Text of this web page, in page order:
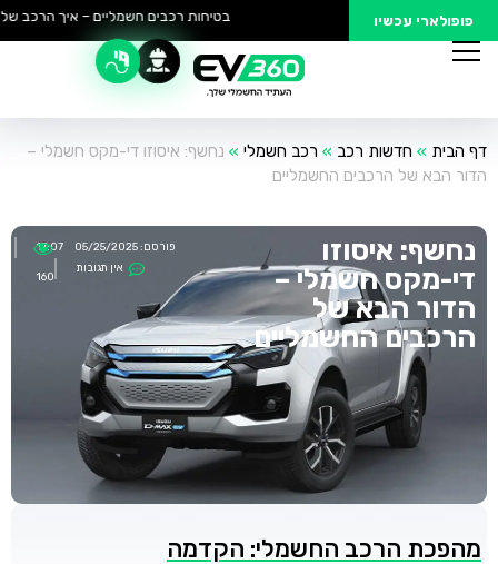
פופולארי עכשיו בטיחות רכבים חשמליים – איך הרכב
דף הבית » חדשות רכב » רכב חשמלי » נחשף: איסוזו די-מקס חשמלי –
הדור הבא של הרכבים החשמליים
נחשף: איסוזו
די-מקס חשמלי –
הדור הבא של
הרכבים החשמליים
פורסם:05/25/2025
17:07
אין תגובות
160
מהפכת הרכב החשמלי: הקדמה